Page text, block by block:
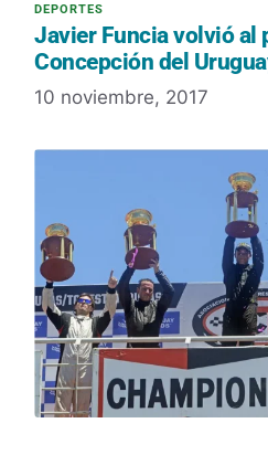
Javier Funcia volvió al
Concepción del
10 noviembre, 2017